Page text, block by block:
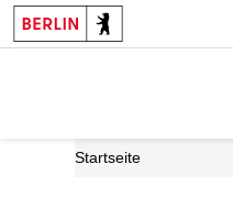
Startseite